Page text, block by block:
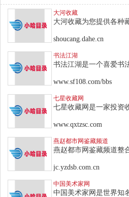
大河收藏
大河收藏为您提供各种
shoucang.dahe.cn
书法江湖
书法江湖是一个喜爱书
www.sf108.com/bbs
七星收藏网
七星收藏网是一家投资
www.qxtzsc.com
燕赵都市网鉴藏频道
燕赵都市网鉴藏频道整
jc.yzdsb.com.cn
中国美术家网
中国美术家网是世界知